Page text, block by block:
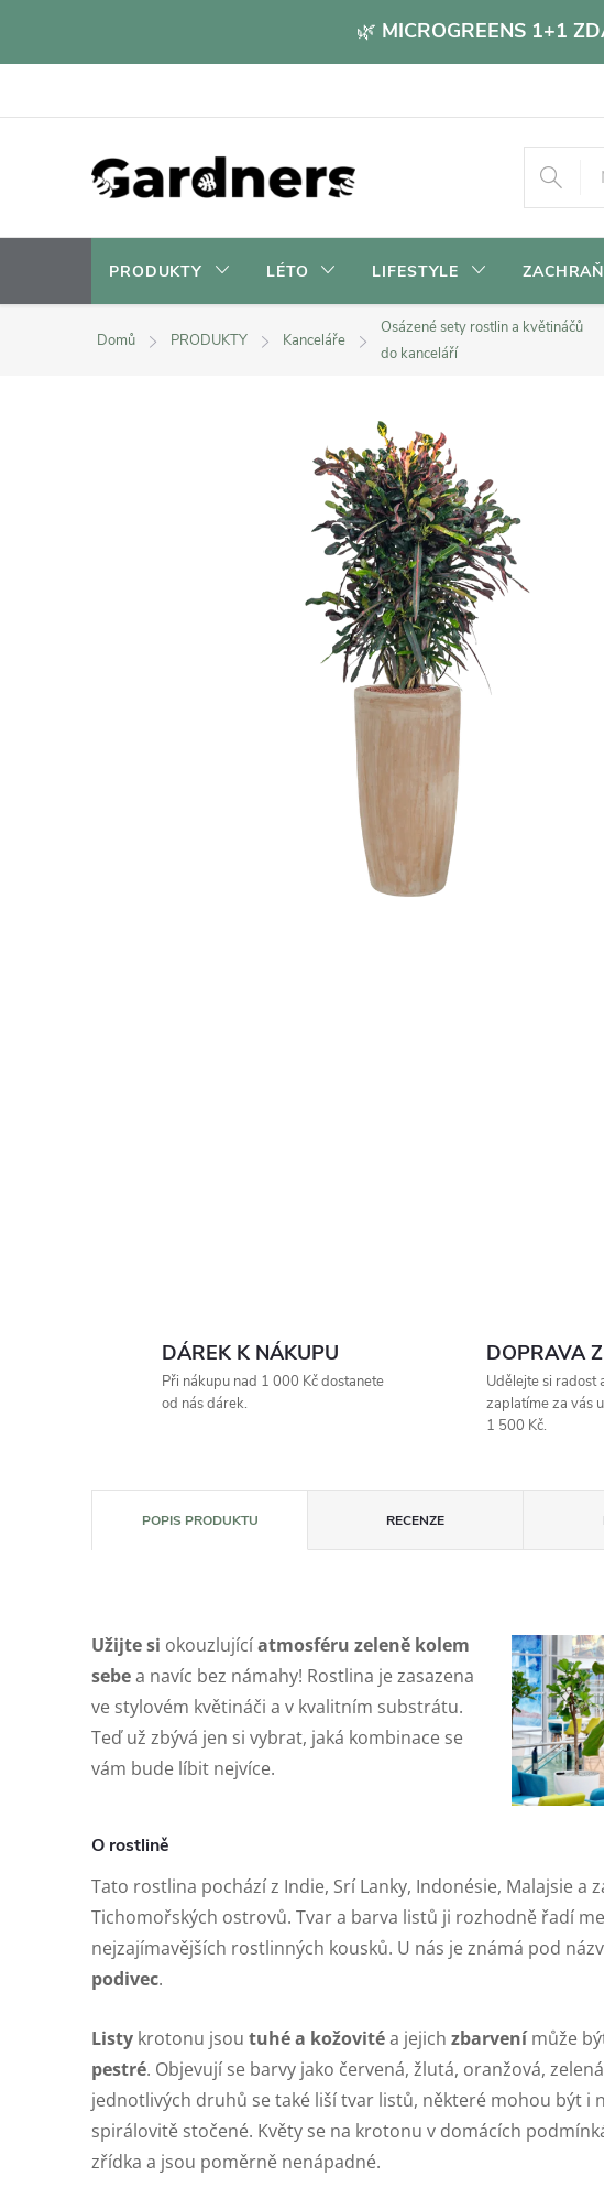
🌿 MICROGREENS 1+1
PRODUKTY LÉTO LIFESTYLE
Domů PRODUKTY Kanceláře
Osázené sety rostlin a květináčů
do kanceláří
DÁREK K NÁKUPU
Při nákupu nad 1 000 Kč dostanete
od nás dárek.
DOPRAVA
Udělejte si radost
zaplatíme za vás
1 500 Kč.
POPIS PRODUKTU RECENZE
Užijte si okouzlujícíatmosféru zeleně kolem
sebea navíc bez námahy! Rostlina je zasazena
ve stylovém květináči a v kvalitním substrátu.
Teď už zbývá jen si vybrat, jaká kombinace se
vám bude líbit nejvíce.
O rostlině
Tato rostlina pochází z Indie, Srí Lanky, Indonésie, Malajsie a
Tichomořských ostrovů. Tvar a barva listů ji rozhodně řadí
nejzajímavějších rostlinných kousků. U nás je známá pod
podivec.
Listy krotonu jsou tuhé a kožovitéa jejich zbarvenímůže
pestré. Objevují se barvy jako červená, žlutá, oranžová,
jednotlivých druhů se také liší tvar listů, některé mohou být i
spirálovitě stočené. Květy se na krotonu v domácích
zřídka a jsou poměrně nenápadné.